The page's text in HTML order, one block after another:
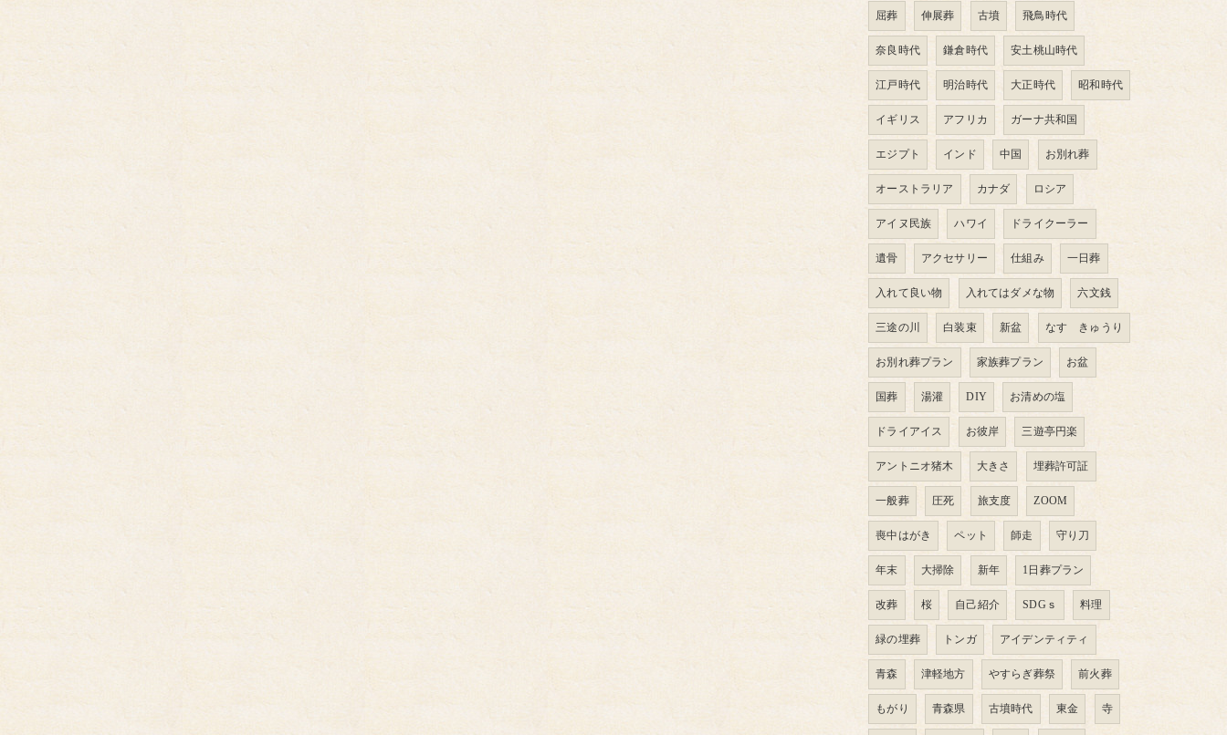
屈葬 伸展葬 古墳 飛鳥時代
奈良時代 鎌倉時代 安土桃山時代
江戸時代 明治時代 大正時代 昭和時代
イギリス アフリカ ガーナ共和国
エジプト インド 中国 お別れ葬
オーストラリア カナダ ロシア
アイヌ民族 ハワイ ドライクーラー
遺骨 アクセサリー 仕組み 一日葬
入れて良い物 入れてはダメな物 六文銭
三途の川 白装束 新盆 なす きゅうり
お別れ葬プラン 家族葬プラン お盆
国葬 湯灌 DIY お清めの塩
ドライアイス お彼岸 三遊亭円楽
アントニオ猪木 大きさ 埋葬許可証
一般葬 圧死 旅支度 ZOOM
喪中はがき ペット 師走 守り刀
年末 大掃除 新年 1日葬プラン
改葬 桜 自己紹介 SDGｓ 料理
緑の埋葬 トンガ アイデンティティ
青森 津軽地方 やすらぎ葬祭 前火葬
もがり 青森県 古墳時代 東金 寺